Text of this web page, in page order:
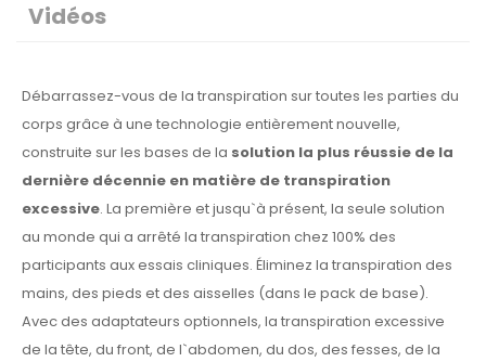
Vidéos
Débarrassez-vous de la transpiration sur toutes les parties du
corps grâce à une technologie entièrement nouvelle,
construite sur les bases de la solution la plus réussie de la
dernière décennie en matière de transpiration
excessive. La première et jusqu`à présent, la seule solution
au monde qui a arrêté la transpiration chez 100% des
participants aux essais cliniques. Éliminez la transpiration des
mains, des pieds et des aisselles (dans le pack de base).
Avec des adaptateurs optionnels, la transpiration excessive
de la tête, du front, de l`abdomen, du dos, des fesses, de la